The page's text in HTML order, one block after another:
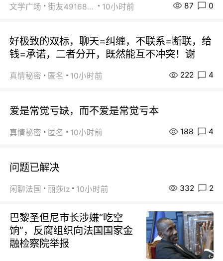
文学广场 街友49168527 10小时前 87 0
好极致的双标，聊天=纠缠，不联系=断联，给
钱=承诺，二者分开，既然能互不冲突！谢
真情秘密 匿名 10小时前 222 4
爱是常觉亏缺，而不爱是常觉亏本
真情秘密 匿名 10小时前 188 4
问题已解决
闲聊法国 丽莎lz 10小时前 332 2
巴黎圣但尼市长涉嫌“吃空
饷”，反腐组织向法国国家金
融检察院举报